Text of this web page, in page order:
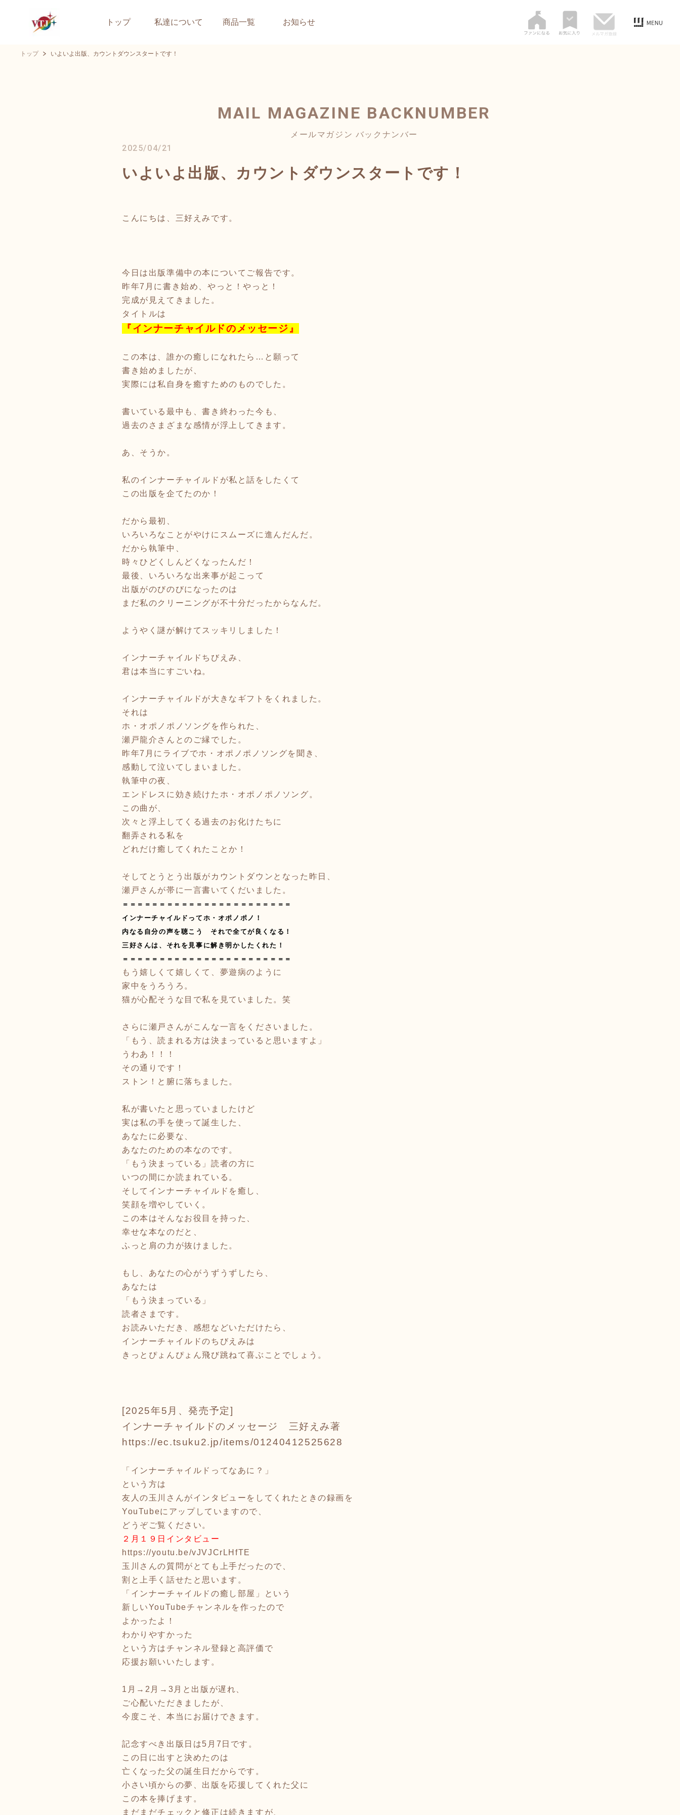
トップ 私達について 商品一覧 お知らせ
トップ いよいよ出版、カウントダウンスタートです！
MAIL MAGAZINE BACKNUMBER
メールマガジン バックナンバー
2025/04/21
いよいよ出版、カウントダウンスタートです！
こんにちは、三好えみです。
今日は出版準備中の本についてご報告です。
昨年7月に書き始め、やっと！やっと！
完成が見えてきました。
タイトルは
『インナーチャイルドのメッセージ』
この本は、誰かの癒しになれたら…と願って
書き始めましたが、
実際には私自身を癒すためのものでした。
書いている最中も、書き終わった今も、
過去のさまざまな感情が浮上してきます。
あ、そうか。
私のインナーチャイルドが私と話をしたくて
この出版を企てたのか！
だから最初、
いろいろなことがやけにスムーズに進んだんだ。
だから執筆中、
時々ひどくしんどくなったんだ！
最後、いろいろな出来事が起こって
出版がのびのびになったのは
まだ私のクリーニングが不十分だったからなんだ。
ようやく謎が解けてスッキリしました！
インナーチャイルドちびえみ、
君は本当にすごいね。
インナーチャイルドが大きなギフトをくれました。
それは
ホ・オポノポノソングを作られた、
瀬戸龍介さんとのご縁でした。
昨年7月にライブでホ・オポノポノソングを聞き、
感動して泣いてしまいました。
執筆中の夜、
エンドレスに効き続けたホ・オポノポノソング。
この曲が、
次々と浮上してくる過去のお化けたちに
翻弄される私を
どれだけ癒してくれたことか！
そしてとうとう出版がカウントダウンとなった昨日、
瀬戸さんが帯に一言書いてくだいました。
＝＝＝＝＝＝＝＝＝＝＝＝＝＝＝＝＝＝＝＝＝＝＝
インナーチャイルドってホ・オポノポノ！
内なる自分の声を聴こう それで全てが良くなる！
三好さんは、それを見事に解き明かしたくれた！
＝＝＝＝＝＝＝＝＝＝＝＝＝＝＝＝＝＝＝＝＝＝＝
もう嬉しくて嬉しくて、夢遊病のように
家中をうろうろ。
猫が心配そうな目で私を見ていました。笑
さらに瀬戸さんがこんな一言をくださいました。
「もう、読まれる方は決まっていると思いますよ」
うわあ！！！
その通りです！
ストン！と腑に落ちました。
私が書いたと思っていましたけど
実は私の手を使って誕生した、
あなたに必要な、
あなたのための本なのです。
「もう決まっている」読者の方に
いつの間にか読まれている。
そしてインナーチャイルドを癒し、
笑顔を増やしていく。
この本はそんなお役目を持った、
幸せな本なのだと、
ふっと肩の力が抜けました。
もし、あなたの心がうずうずしたら、
あなたは
「もう決まっている」
読者さまです。
お読みいただき、感想などいただけたら、
インナーチャイルドのちびえみは
きっとぴょんぴょん飛び跳ねて喜ぶことでしょう。
[2025年5月、発売予定]
インナーチャイルドのメッセージ 三好えみ著
https://ec.tsuku2.jp/items/01240412525628
「インナーチャイルドってなあに？」
という方は
友人の玉川さんがインタビューをしてくれたときの録画を
YouTubeにアップしていますので、
どうぞご覧ください。
２月１９日インタビュー
https://youtu.be/vJVJCrLHfTE
玉川さんの質問がとても上手だったので、
割と上手く話せたと思います。
「インナーチャイルドの癒し部屋」という
新しいYouTubeチャンネルを作ったので
よかったよ！
わかりやすかった
という方はチャンネル登録と高評価で
応援お願いいたします。
1月→2月→3月と出版が遅れ、
ご心配いただきましたが、
今度こそ、本当にお届けできます。
記念すべき出版日は5月7日です。
この日に出すと決めたのは
亡くなった父の誕生日だからです。
小さい頃からの夢、出版を応援してくれた父に
この本を捧げます。
まだまだチェックと修正は続きますが、